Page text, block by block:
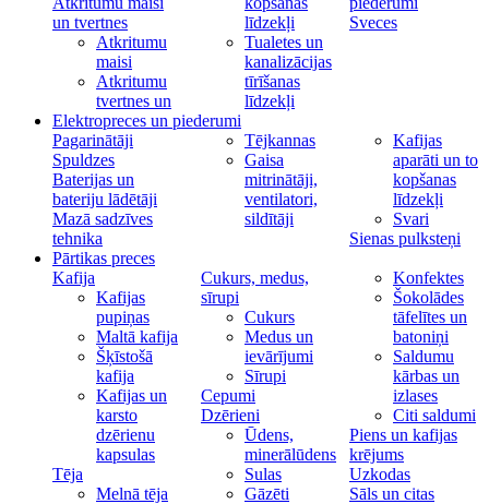
un tvertnes
Atkritumu
maisi
Atkritumu
tvertnes un
līdzekļi
Tualetes un
kanalizācijas
tīrīšanas
līdzekļi
Sveces
Elektropreces un piederumi
Pagarinātāji
Spuldzes
Baterijas un
bateriju lādētāji
Mazā sadzīves
tehnika
Tējkannas
Gaisa
mitrinātāji,
ventilatori,
sildītāji
Kafijas
aparāti un to
kopšanas
līdzekļi
Svari
Sienas pulksteņi
Pārtikas preces
Kafija
Kafijas
pupiņas
Maltā kafija
Šķīstošā
kafija
Kafijas un
karsto
dzērienu
kapsulas
Tēja
Melnā tēja
Cukurs, medus,
sīrupi
Cukurs
Medus un
ievārījumi
Sīrupi
Cepumi
Dzērieni
Ūdens,
minerālūdens
Sulas
Gāzēti
Konfektes
Šokolādes
tāfelītes un
batoniņi
Saldumu
kārbas un
izlases
Citi saldumi
Piens un kafijas
krējums
Uzkodas
Sāls un citas